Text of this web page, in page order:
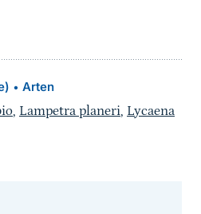
• Arten
, Lampetra planeri, Lycaena